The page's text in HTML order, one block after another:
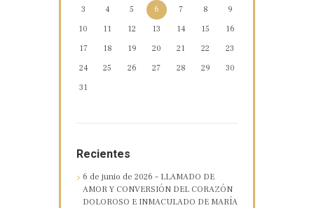
3
4 5 6 7 8
9
10
11 12 13 14 15
16
17
18 19 20 21 22
23
24
25 26 27 28 29
30
31
Recientes
6 de junio de 2026 – LLAMADO DE
AMOR Y CONVERSIÓN DEL CORAZÓN
DOLOROSO E INMACULADO DE MARÍA